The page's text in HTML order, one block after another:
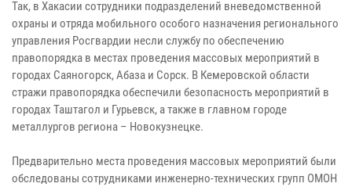
Так, в Хакасии сотрудники подразделений вневедомственной
охраны и отряда мобильного особого назначения регионального
управления Росгвардии несли службу по обеспечению
правопорядка в местах проведения массовых мероприятий в
городах Саяногорск, Абаза и Сорск. В Кемеровской области
стражи правопорядка обеспечили безопасность мероприятий в
городах Таштагол и Гурьевск, а также в главном городе
металлургов региона – Новокузнецке.
Предварительно места проведения массовых мероприятий были
обследованы сотрудниками инженерно-технических групп ОМОН